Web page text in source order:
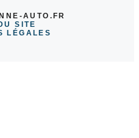
AUTO.FR
SITE
LÉGALES